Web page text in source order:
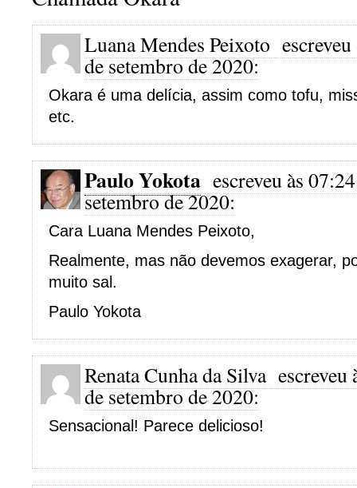
Luana Mendes Peixoto
de setembro de 2020:
Okara é uma delícia, assim como tofu,
etc.
Paulo Yokota escreveu às
setembro de 2020:
Cara Luana Mendes Peixoto,
Realmente, mas não devemos exagerar,
muito sal.
Paulo Yokota
Renata Cunha da Silva escreveu
de setembro de 2020:
Sensacional! Parece delicioso!